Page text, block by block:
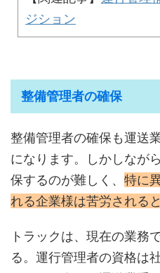
ジション
整備管理者の確保
整備管理者の確保も運送
になります。しかしなが
保するのが難しく、 特に
れる企業様は苦労される
トラックは、現在の業務
る。運行管理者の資格は